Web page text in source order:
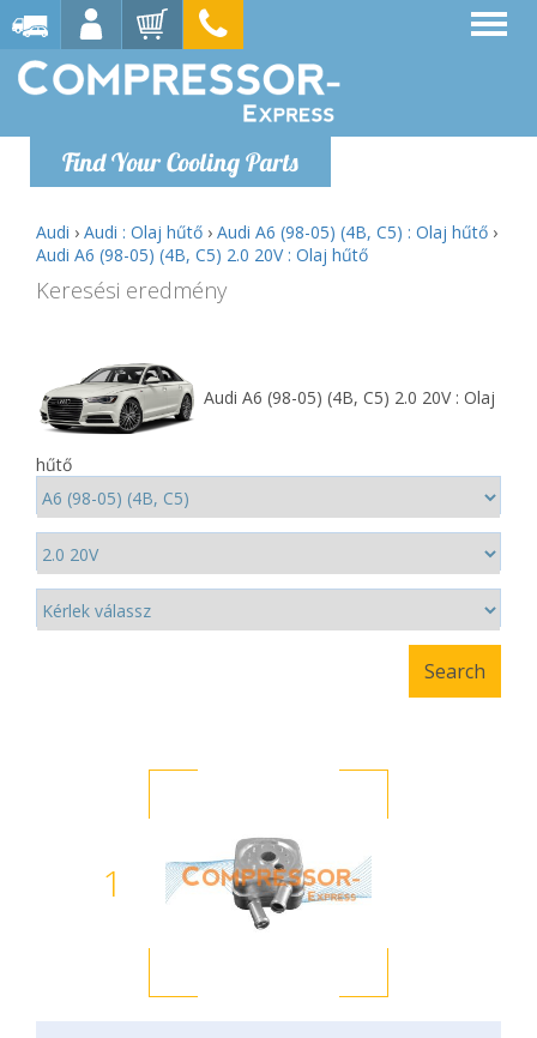
Find Your Cooling Parts
Audi › Audi : Olaj hűtő › Audi A6 (98-05) (4B, C5) : Olaj hűtő ›
Audi A6 (98-05) (4B, C5) 2.0 20V : Olaj hűtő
Keresési eredmény
Audi A6 (98-05) (4B, C5) 2.0 20V : Olaj
hűtő
1